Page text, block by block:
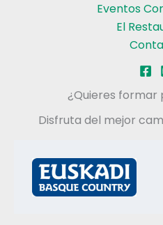
Eventos
El
¿Quieres formar
Disfruta del mejor